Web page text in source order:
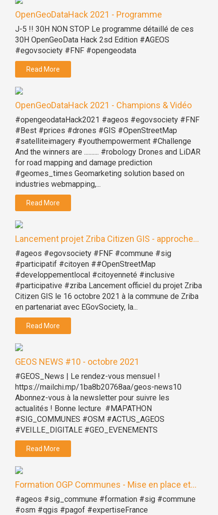
OpenGeoDataHack 2021 - Programme
J-5 !! 30H NON STOP Le programme détaillé de ces
30H OpenGeoData Hack 2sd Edition #AGEOS
#egovsociety #FNF #opengeodata
Read More
OpenGeoDataHack 2021 - Champions & Vidéo
#opengeodataHack2021 #ageos #egovsociety #FNF
#Best #prices #drones #GIS #OpenStreetMap
#satelliteimagery #youthempowerment #Challenge
And the winners are .......... #robology Drones and LiDAR
for road mapping and damage prediction
#geomes_times Geomarketing solution based on
industries webmapping,...
Read More
Lancement projet Zriba Citizen GIS - approche...
#ageos #egovsociety #FNF #commune #sig
#participatif #citoyen ##OpenStreetMap
#developpementlocal #citoyenneté #inclusive
#participative #zriba Lancement officiel du projet Zriba
Citizen GIS le 16 octobre 2021 à la commune de Zriba
en partenariat avec EGovSociety, la...
Read More
GEOS NEWS #10 - octobre 2021
#GEOS_News | Le rendez-vous mensuel !
https://mailchi.mp/1ba8b20768aa/geos-news10
Abonnez-vous à la newsletter pour suivre les
actualités ! Bonne lecture #MAPATHON
#SIG_COMMUNES #OSM #ACTUS_AGEOS
#VEILLE_DIGITALE #GEO_EVENEMENTS
Read More
Formation OGP Communes - Mise en place et...
#ageos #sig_commune #formation #sig #commune
#osm #qgis #pagof #expertiseFrance